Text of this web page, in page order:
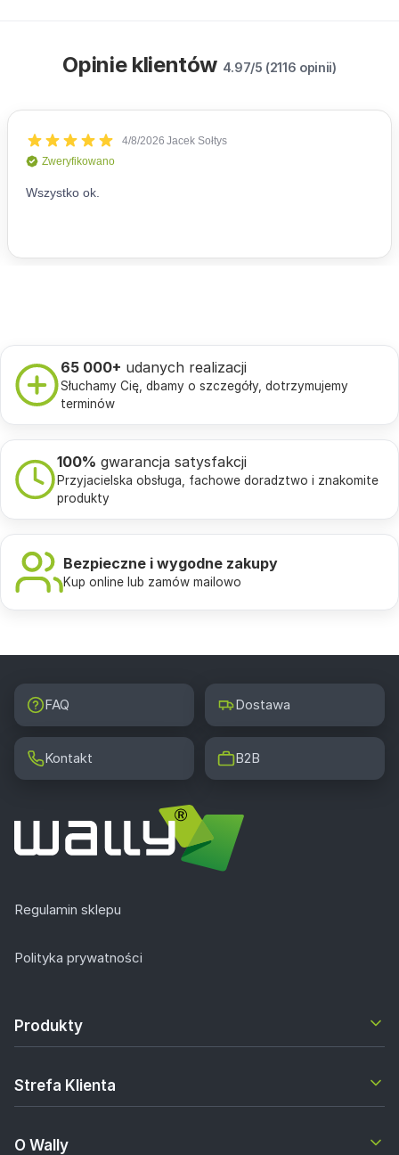
Opinie klientów 4.97/5 (2116 opinii)
65 000+ udanych realizacji
Słuchamy Cię, dbamy o szczegóły, dotrzymujemy
terminów
100% gwarancja satysfakcji
Przyjacielska obsługa, fachowe doradztwo i znakomite
produkty
Bezpieczne i wygodne zakupy
Kup online lub zamów mailowo
FAQ Dostawa
Kontakt B2B
Regulamin sklepu
Polityka prywatności
Produkty
Strefa Klienta
O Wally